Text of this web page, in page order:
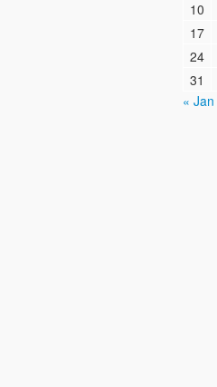
10
17
24
31
« Jan